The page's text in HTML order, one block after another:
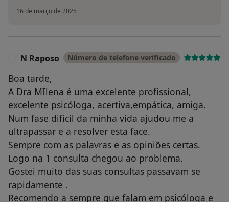
16 de março de 2025
N Raposo Número de telefone verificado
Boa tarde,
A Dra MIlena é uma excelente profissional,
excelente psicóloga, acertiva,empática, amiga.
Num fase difícil da minha vida ajudou me a
ultrapassar e a resolver esta face.
Sempre com as palavras e as opiniões certas.
Logo na 1 consulta chegou ao problema.
Gostei muito das suas consultas passavam se
rapidamente .
Recomendo a sempre que falam em psicóloga e